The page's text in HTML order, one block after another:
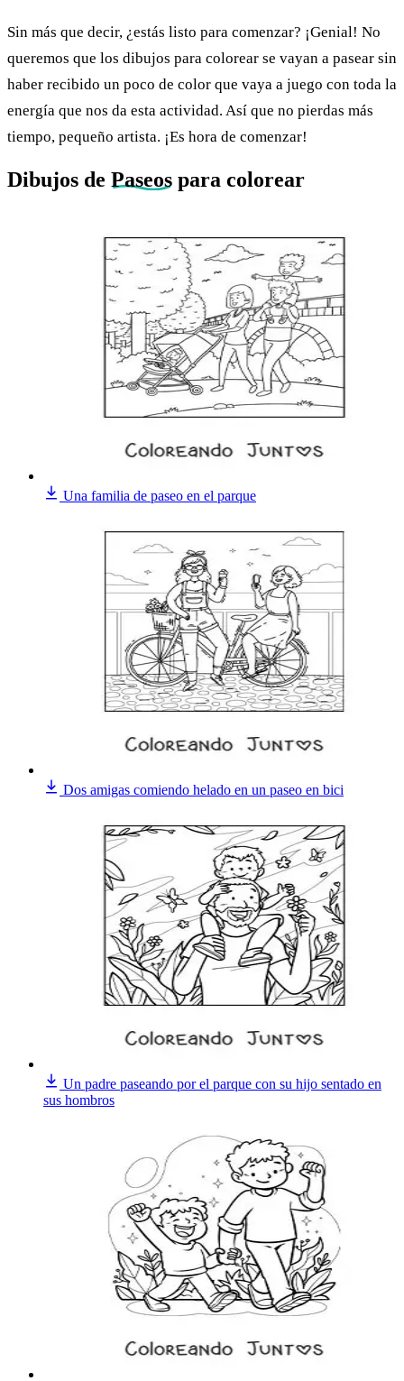
Sin más que decir, ¿estás listo para comenzar? ¡Genial! No
queremos que los dibujos para colorear se vayan a pasear sin
haber recibido un poco de color que vaya a juego con toda la
energía que nos da esta actividad. Así que no pierdas más
tiempo, pequeño artista. ¡Es hora de comenzar!
Dibujos de Paseos para colorear
Una familia de paseo en el parque
Dos amigas comiendo helado en un paseo en bici
Un padre paseando por el parque con su hijo sentado en
sus hombros